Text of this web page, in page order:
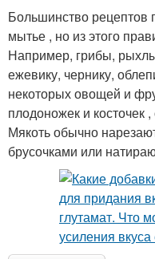
Большинство рецептов
мытье , но из этого
Например, грибы,
ежевику, чернику,
некоторых овощей и
плодоножек и косточек
Мякоть обычно
брусочками или